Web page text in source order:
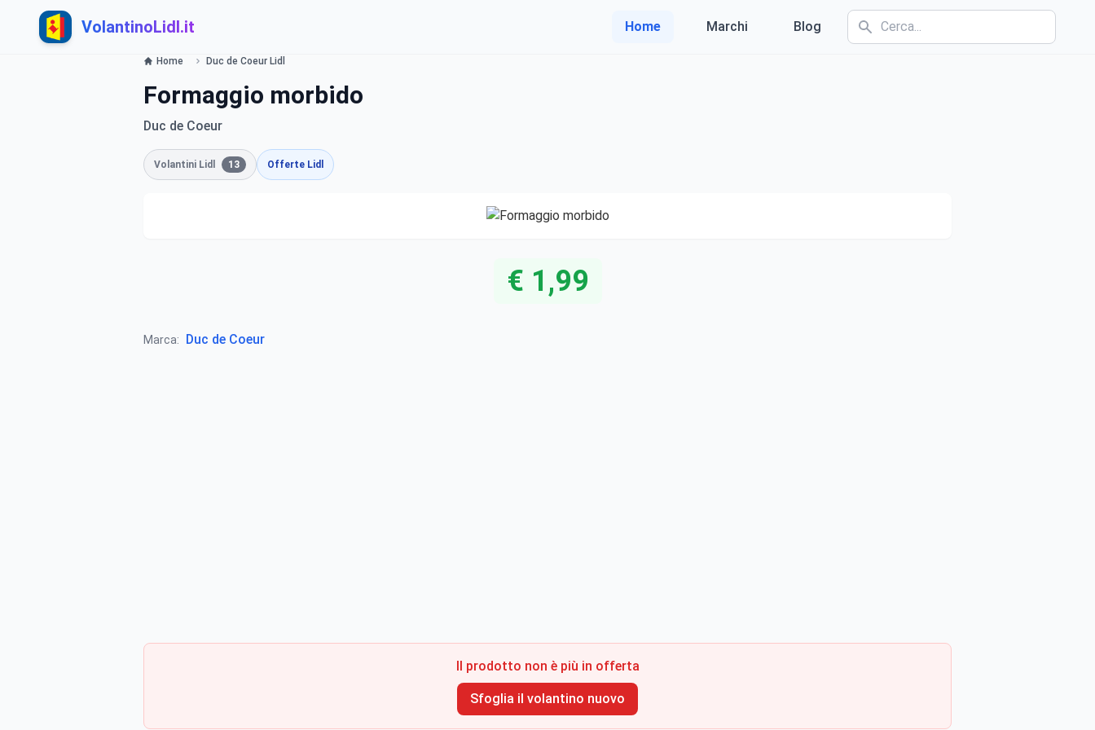
VolantinoLidl.it Home Marchi Blog
Home Duc de Coeur Lidl
Formaggio morbido
Duc de Coeur
Volantini Lidl 13 Offerte Lidl
€ 1,99
Marca: Duc de Coeur
Il prodotto non è più in offerta
Sfoglia il volantino nuovo